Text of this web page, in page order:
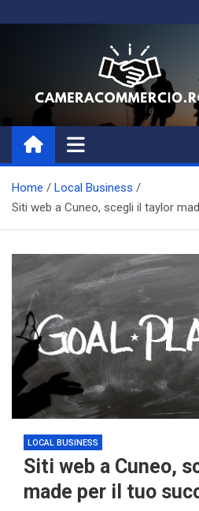
to
Magazine di
e
Home
Local Business
Siti web a Cuneo, scegli il taylor
LOCAL BUSINESS
Siti web a Cuneo,
made per il tuo